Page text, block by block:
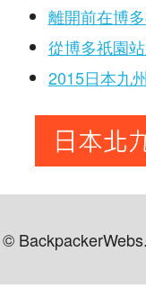
離開前在博
從博多祇園
2015日本九
©